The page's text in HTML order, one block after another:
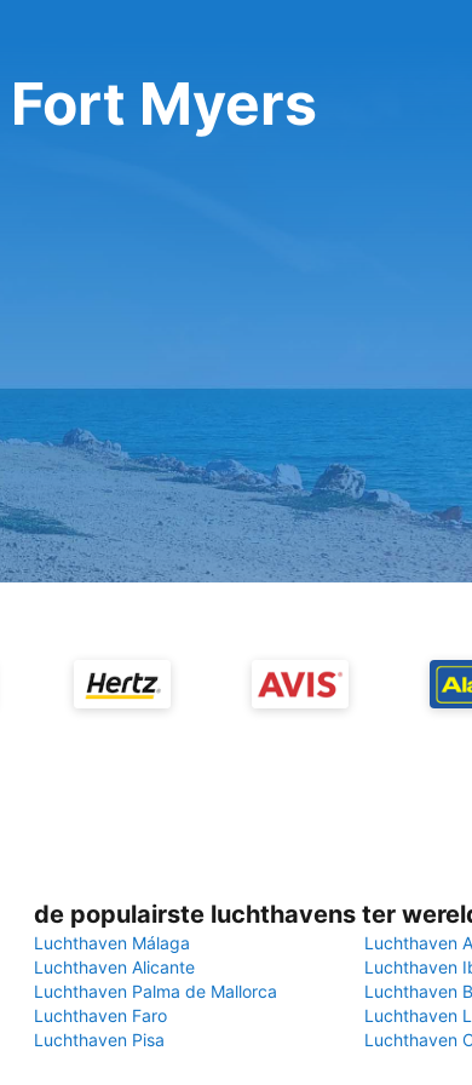
Myers
de populairste luchthavens ter
Luchthaven Málaga
Luchthaven
Luchthaven Alicante
Luchthaven
Luchthaven Palma de Mallorca
Luchthaven
Luchthaven Faro
Luchthaven
Luchthaven Pisa
Luchthaven